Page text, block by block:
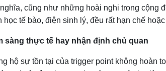
cũng như những hoài nghi trong
tế bào, điện sinh lý, đều rất hạn chế
sàng thực tế hay nhận định chủ quan
hộ sự tồn tại của trigger point không hoàn